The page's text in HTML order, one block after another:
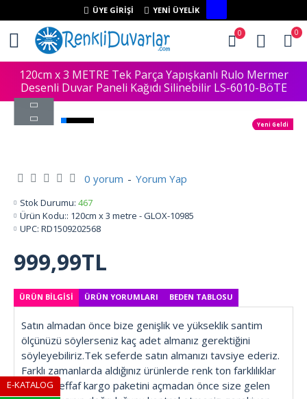
ÜYE GIRIŞI YENI ÜYELIK
0 0
120cm x 3 METRE Tek Parça Yapışkanlı Rulo Mermer
Desenli Duvar Paneli Kağıdı Silinebilir LS-6010-BöTE
Yeni Geldi
Stok Durumu: 467
Ürün Kodu:: 120cm x 3 metre - GLOX-10985
UPC: RD1509202568
0 yorum - Yorum Yap
999,99TL
ÜRÜN BILGISI ÜRÜN YORUMLARI BEDEN TABLOSU
Satın almadan önce bize genişlik ve yükseklik santim
ölçünüzü söylerseniz kaç adet almanız gerektiğini
söyleyebiliriz.Tek seferde satın almanızı tavsiye ederiz.
Farklı zamanlarda aldığınız ürünlerde renk ton farklılıklar
olabilir.Şeffaf kargo paketini açmadan önce size gelen
E-KATALOG